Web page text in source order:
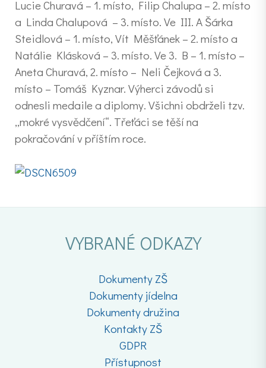
Lucie Churavá – 1. místo, Filip Chalupa – 2. místo
a Linda Chalupová – 3. místo. Ve III. A Šárka
Steidlová – 1. místo, Vít Měšťánek – 2. místo a
Natálie Klásková – 3. místo. Ve 3. B – 1. místo –
Aneta Churavá, 2. místo – Neli Čejková a 3.
místo – Tomáš Kyznar. Výherci závodů si
odnesli medaile a diplomy. Všichni obdrželi tzv.
„mokré vysvědčení“. Třeťáci se těší na
pokračování v příštím roce.
VYBRANÉ ODKAZY
Dokumenty ZŠ
Dokumenty jídelna
Dokumenty družina
Kontakty ZŠ
GDPR
Přístupnost